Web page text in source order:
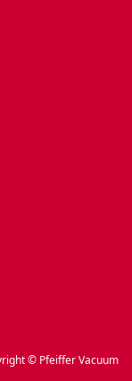
© Pfeiffer Vacuum